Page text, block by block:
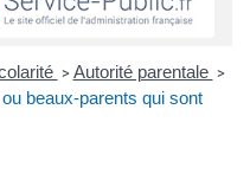
> Autorité parentale >
beaux-parents qui sont